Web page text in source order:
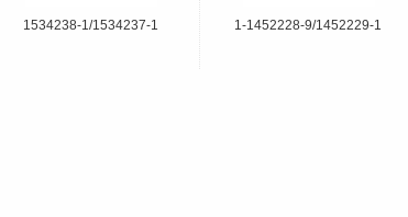
1534238-1/1534237-1 1-1452228-9/1452229-1